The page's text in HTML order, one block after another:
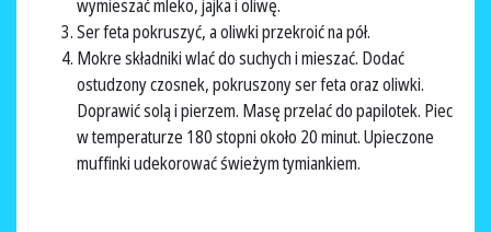
wymieszać mleko, jajka i oliwę.
Ser feta pokruszyć, a oliwki przekroić na pół.
Mokre składniki wlać do suchych i mieszać. Dodać
ostudzony czosnek, pokruszony ser feta oraz oliwki.
Doprawić solą i pierzem. Masę przelać do papilotek. Piec
w temperaturze 180 stopni około 20 minut. Upieczone
muffinki udekorować świeżym tymiankiem.